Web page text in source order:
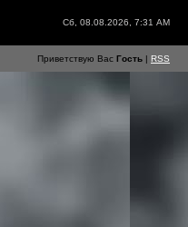
Сб, 08.08.2026, 7:31 AM
Приветствую Вас Гость | RSS